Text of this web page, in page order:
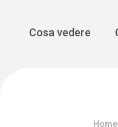
Main
Cosa vedere
Home